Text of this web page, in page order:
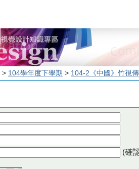
> 104學年度下學期 > 104-2《中國》竹視
(確